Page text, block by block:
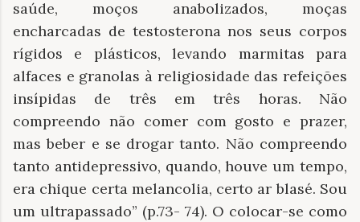
saúde, moços anabolizados, moças
encharcadas de testosterona nos seus corpos
rígidos e plásticos, levando marmitas para
alfaces e granolas à religiosidade das refeições
insípidas de três em três horas. Não
compreendo não comer com gosto e prazer,
mas beber e se drogar tanto. Não compreendo
tanto antidepressivo, quando, houve um tempo,
era chique certa melancolia, certo ar blasé. Sou
um ultrapassado” (p.73- 74). O colocar-se como